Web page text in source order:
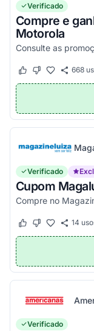
Verificado
Compre e
Motorola
Este cupom
Este cupom668
Verificado
Cupom
Este cupom
Este cupom
14
Verificado